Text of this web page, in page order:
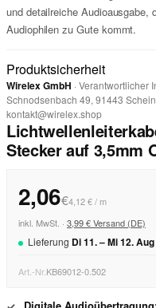
und detailreiche Audioausgabe,
Audiophilen zu Gute kommt.
Produktsicherheit
Wirelex GmbH · Verantwortlicher
Schnodsenbach 49, 91443
kontakt@wirelex.shop
Stecker auf 3,5mm
2,06€4,12 € / m
inkl. MwSt. · 3,99 € Versand (DE)
Lieferung Di11. –Mi12.Aug
Art.-Nr.KB69012-0.502